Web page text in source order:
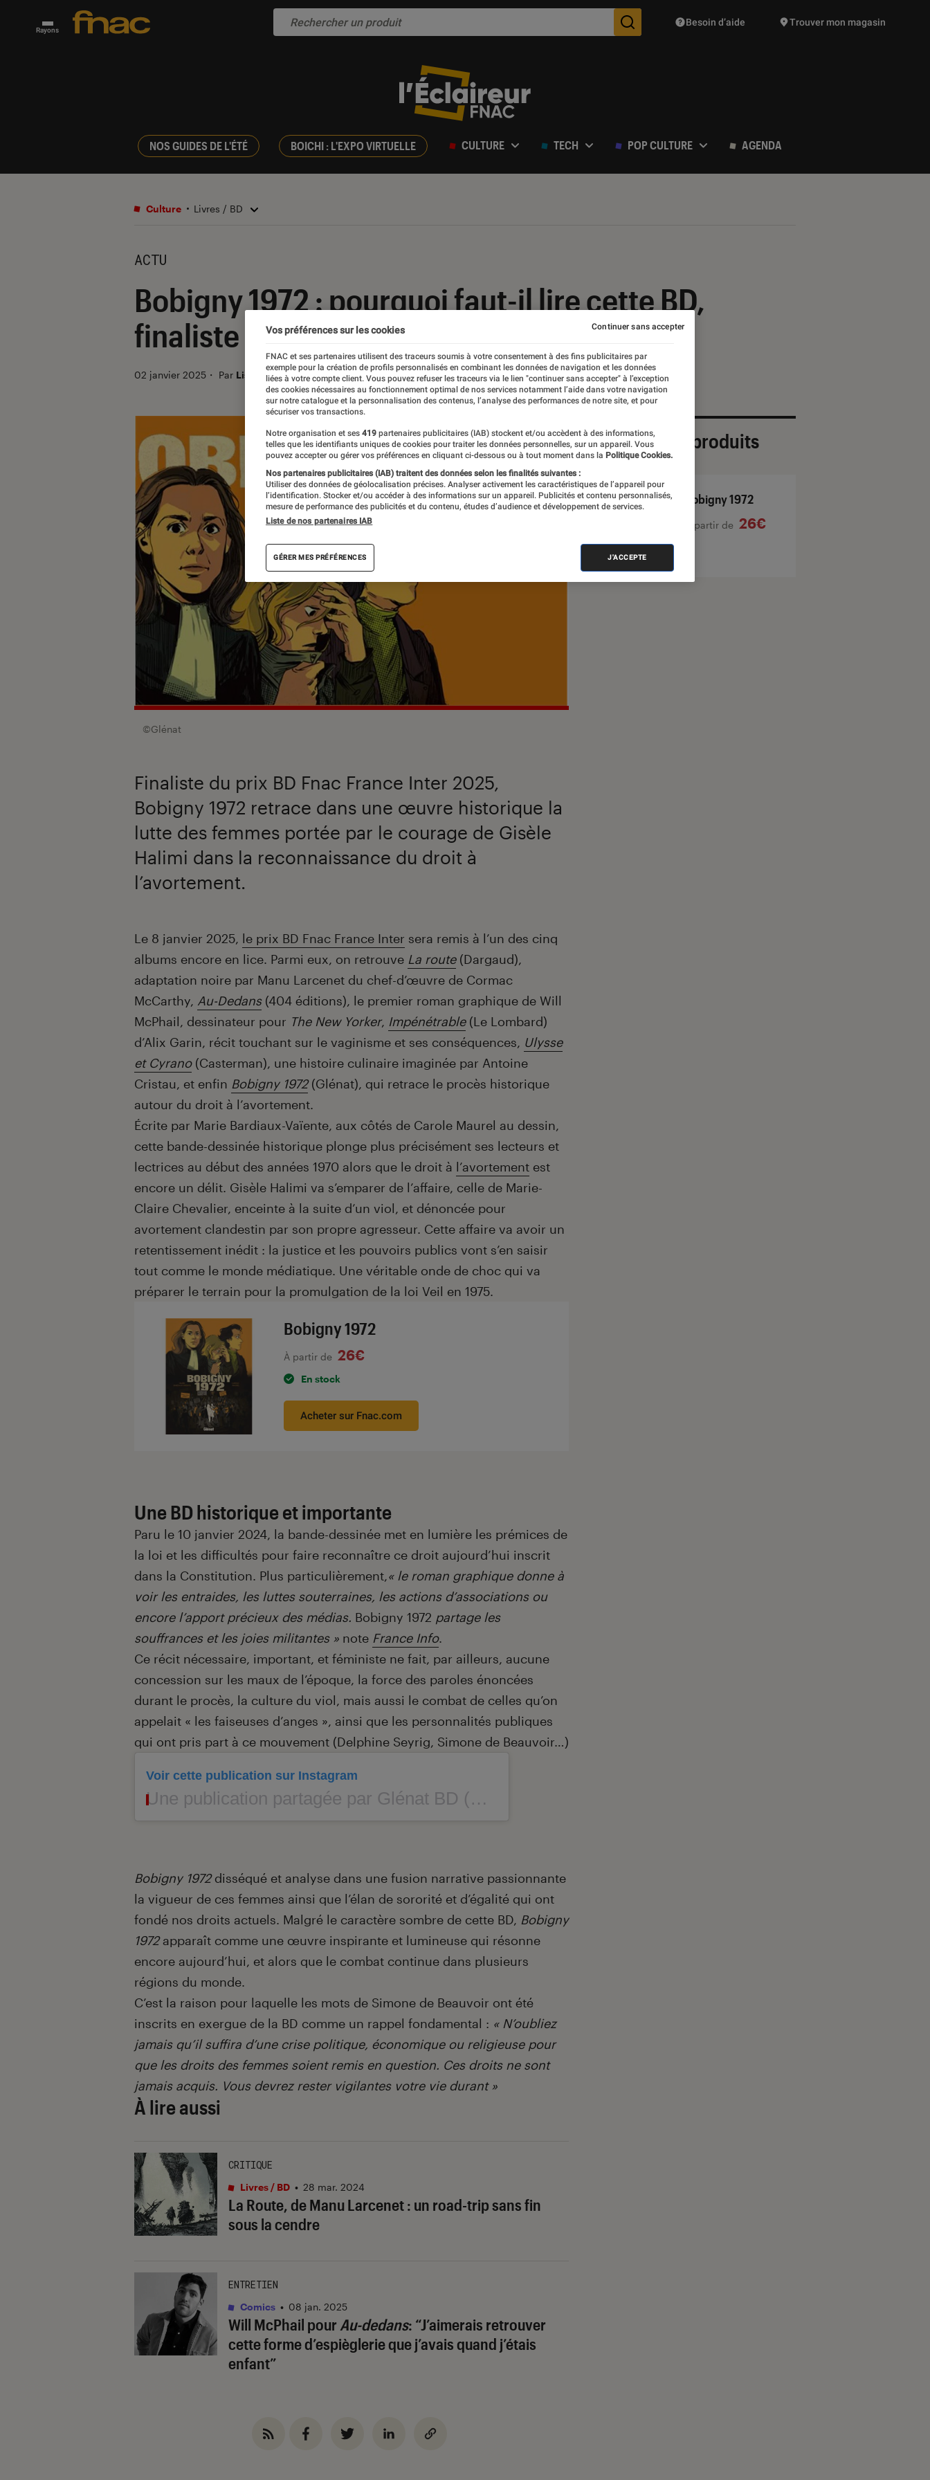
Rayons Des suggestions de produits vont vous être proposées
Besoin d’aide Trouver mon magasin
NOS GUIDES DE L'ÉTÉ BOICHI : L'EXPO VIRTUELLE CULTURE TECH POP CULTURE AGENDA
Culture Livres / BD
ACTU
Bobigny 1972 : pourquoi faut-il lire cette BD,
finaliste du prix BD Fnac France Inter ?
02 janvier 2025 ・ Par Lisa Muratore
©Glénat
Finaliste du prix BD Fnac France Inter 2025,
Bobigny 1972 retrace dans une œuvre historique la
lutte des femmes portée par le courage de Gisèle
Halimi dans la reconnaissance du droit à
l’avortement.
Introduction
Le 8 janvier 2025, le prix BD Fnac France Inter sera remis à l’un des cinq
albums encore en lice. Parmi eux, on retrouve La route(Dargaud),
adaptation noire par Manu Larcenet du chef-d’œuvre de Cormac
McCarthy, Au-Dedans(404 éditions), le premier roman graphique de Will
McPhail, dessinateur pour The New Yorker, Impénétrable(Le Lombard)
d’Alix Garin, récit touchant sur le vaginisme et ses conséquences, Ulysse
et Cyrano(Casterman), une histoire culinaire imaginée par Antoine
Cristau, et enfin Bobigny 1972(Glénat), qui retrace le procès historique
autour du droit à l’avortement.
Écrite par Marie Bardiaux-Vaïente, aux côtés de Carole Maurel au dessin,
cette bande-dessinée historique plonge plus précisément ses lecteurs et
lectrices au début des années 1970 alors que le droit à l’avortement est
encore un délit. Gisèle Halimi va s’emparer de l’affaire, celle de Marie-
Claire Chevalier, enceinte à la suite d’un viol, et dénoncée pour
avortement clandestin par son propre agresseur. Cette affaire va avoir un
retentissement inédit : la justice et les pouvoirs publics vont s’en saisir
tout comme le monde médiatique. Une véritable onde de choc qui va
préparer le terrain pour la promulgation de la loi Veil en 1975.
Bobigny 1972
À partir de 26€
En stock
Acheter sur Fnac.com
Une BD historique et importante
Paru le 10 janvier 2024, la bande-dessinée met en lumière les prémices de
la loi et les difficultés pour faire reconnaître ce droit aujourd’hui inscrit
dans la Constitution. Plus particulièrement,« le roman graphique donne à
voir les entraides, les luttes souterraines, les actions d’associations ou
encore l’apport précieux des médias. Bobigny 1972 partage les
souffrances et les joies militantes » note France Info.
Ce récit nécessaire, important, et féministe ne fait, par ailleurs, aucune
concession sur les maux de l’époque, la force des paroles énoncées
durant le procès, la culture du viol, mais aussi le combat de celles qu’on
appelait « les faiseuses d’anges », ainsi que les personnalités publiques
qui ont pris part à ce mouvement (Delphine Seyrig, Simone de Beauvoir…)
Voir cette publication sur Instagram
Une publication partagée par Glénat BD (@glenatbd)
Bobigny 1972disséqué et analyse dans une fusion narrative passionnante
la vigueur de ces femmes ainsi que l’élan de sororité et d’égalité qui ont
fondé nos droits actuels. Malgré le caractère sombre de cette BD, Bobigny
1972apparaît comme une œuvre inspirante et lumineuse qui résonne
encore aujourd’hui, et alors que le combat continue dans plusieurs
régions du monde.
C’est la raison pour laquelle les mots de Simone de Beauvoir ont été
inscrits en exergue de la BD comme un rappel fondamental : « N’oubliez
jamais qu’il suffira d’une crise politique, économique ou religieuse pour
que les droits des femmes soient remis en question. Ces droits ne sont
jamais acquis. Vous devrez rester vigilantes votre vie durant »
À lire aussi
La Route, de Manu Larcenet : un road-trip sans fin
sous la cendre
CRITIQUE
Livres / BD • 28 mar. 2024
Will McPhail pour Au-dedans: “J’aimerais retrouver
cette forme d’espièglerie que j’avais quand j’étais
enfant”
ENTRETIEN
Comics • 08 jan. 2025
Sélection de produits
Bobigny 1972
À partir de 26€
Vos préférences sur les cookies
FNAC et ses partenaires utilisent des traceurs soumis à votre consentement à des fins publicitaires par
exemple pour la création de profils personnalisés en combinant les données de navigation et les données
liées à votre compte client. Vous pouvez refuser les traceurs via le lien "continuer sans accepter" à l’exception
des cookies nécessaires au fonctionnement optimal de nos services notamment l’aide dans votre navigation
sur notre catalogue et la personnalisation des contenus, l’analyse des performances de notre site, et pour
sécuriser vos transactions.
Notre organisation et ses 419 partenaires publicitaires (IAB) stockent et/ou accèdent à des informations,
telles que les identifiants uniques de cookies pour traiter les données personnelles, sur un appareil. Vous
pouvez accepter ou gérer vos préférences en cliquant ci-dessous ou à tout moment dans la Politique Cookies.
Nos partenaires publicitaires (IAB) traitent des données selon les finalités suivantes :
Utiliser des données de géolocalisation précises. Analyser activement les caractéristiques de l’appareil pour
l’identification. Stocker et/ou accéder à des informations sur un appareil. Publicités et contenu personnalisés,
mesure de performance des publicités et du contenu, études d’audience et développement de services.
Liste de nos partenaires IAB
GÉRER MES PRÉFÉRENCES J'ACCEPTE
Continuer sans accepter